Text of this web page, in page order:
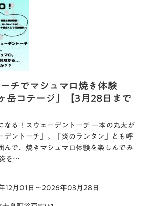
チでマシュマロ焼き体験
岳コテージ」【3月28日まで
なる！スウェーデントーチ 一本の丸太が
デントーチ」。「炎のランタン」とも呼
んで、焼きマシュマロ体験を楽しんでみ
を…
12月01日～2026年03月28日